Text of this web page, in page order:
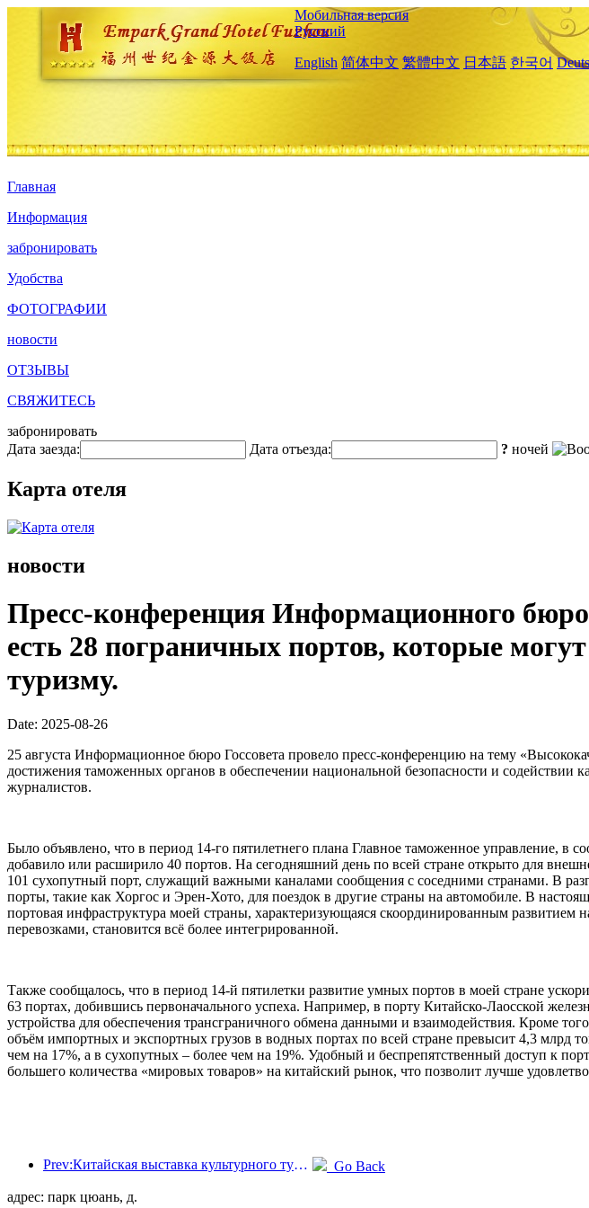
Мобильная версия
Русский
English 简体中文 繁體中文 日本語 한국어
Главная
Информация
забронировать
Удобства
ФОТОГРАФИИ
новости
ОТЗЫВЫ
СВЯЖИТЕСЬ
забронировать
Дата заезда:
Дата отъезда: ? ночей
Карта отеля
новости
Пресс-конференция Информационного
есть 28 пограничных портов, которые
туризму.
Date: 2025-08-26
25 августа Информационное бюро Госсовета провело пресс-конференцию на тему
достижения таможенных органов в обеспечении национальной безопасности и содействии
журналистов.
Было объявлено, что в период 14-го пятилетнего плана Главное таможенное управление, в
добавило или расширило 40 портов. На сегодняшний день по всей стране открыто для
101 сухопутный порт, служащий важными каналами сообщения с соседними странами. В
порты, такие как Хоргос и Эрен-Хото, для поездок в другие страны на автомобиле. В
портовая инфраструктура моей страны, характеризующаяся скоординированным
перевозками, становится всё более интегрированной.
Также сообщалось, что в период 14-й пятилетки развитие умных портов в моей стране
63 портах, добившись первоначального успеха. Например, в порту Китайско-Лаосской
устройства для обеспечения трансграничного обмена данными и взаимодействия. Кроме
объём импортных и экспортных грузов в водных портах по всей стране превысит 4,3 млрд
чем на 17%, а в сухопутных – более чем на 19%. Удобный и беспрепятственный доступ к
большего количества «мировых товаров» на китайский рынок, что позволит лучше
Prev:Китайская выставка культурного туризма 2025 пройдет в Ухане с 12 по 14 сентября.
Go Back
адрес: парк цюань, д.